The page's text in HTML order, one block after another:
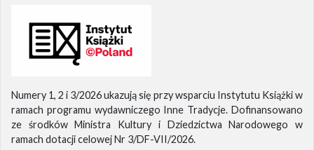
Numery 1, 2 i 3/2026 ukazują się przy wsparciu Instytutu Książki w
ramach programu wydawniczego Inne Tradycje. Dofinansowano
ze środków Ministra Kultury i Dziedzictwa Narodowego w
ramach dotacji celowej Nr 3/DF-VII/2026.